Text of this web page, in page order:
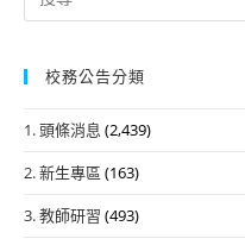
for:
校務公告分類
1. 頭條消息 (2,439)
2. 新生專區 (163)
3. 教師研習 (493)